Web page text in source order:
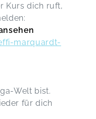
Kurs dich ruft,
marquardt-
Welt bist.
für dich